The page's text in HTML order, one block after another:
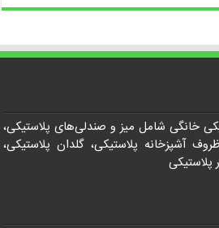
خانگی شامل میز و صندلی‌های پلاستیکی،
آشپزخانه پلاستیکی، گلدان پلاستیکی،
پلاستیکی